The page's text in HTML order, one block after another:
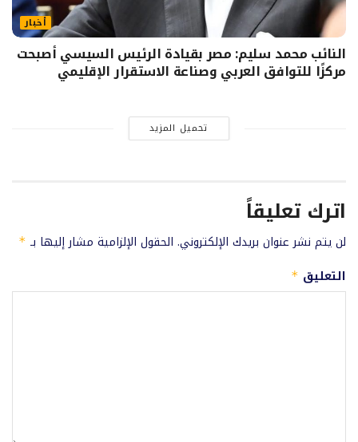
أخبار
النائب محمد سليم: مصر بقيادة الرئيس السيسي أصبحت
مركزًا للتوافق العربي وصناعة الاستقرار الإقليمي
تحميل المزيد
اترك تعليقاً
لن يتم نشر عنوان بريدك الإلكتروني. الحقول الإلزامية مشار إليها بـ *
التعليق *